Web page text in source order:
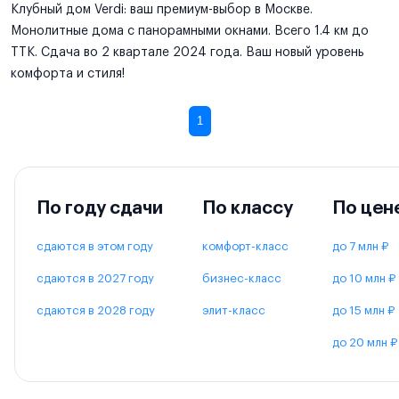
Клубный дом Verdi: ваш премиум-выбор в Москве.
Монолитные дома с панорамными окнами. Всего 1.4 км до
ТТК. Сдача во 2 квартале 2024 года. Ваш новый уровень
комфорта и стиля!
1
По году сдачи
сдаются в этом году
сдаются в 2027 году
сдаются в 2028 году
По классу
комфорт-класс
бизнес-класс
элит-класс
По
до 7 млн ₽
до 10 млн ₽
до 15 млн ₽
до 20 млн ₽